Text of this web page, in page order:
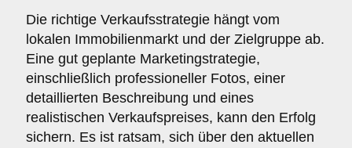
Die richtige Verkaufsstrategie hängt vom
lokalen Immobilienmarkt und der Zielgruppe ab.
Eine gut geplante Marketingstrategie,
einschließlich professioneller Fotos, einer
detaillierten Beschreibung und eines
realistischen Verkaufspreises, kann den Erfolg
sichern. Es ist ratsam, sich über den aktuellen